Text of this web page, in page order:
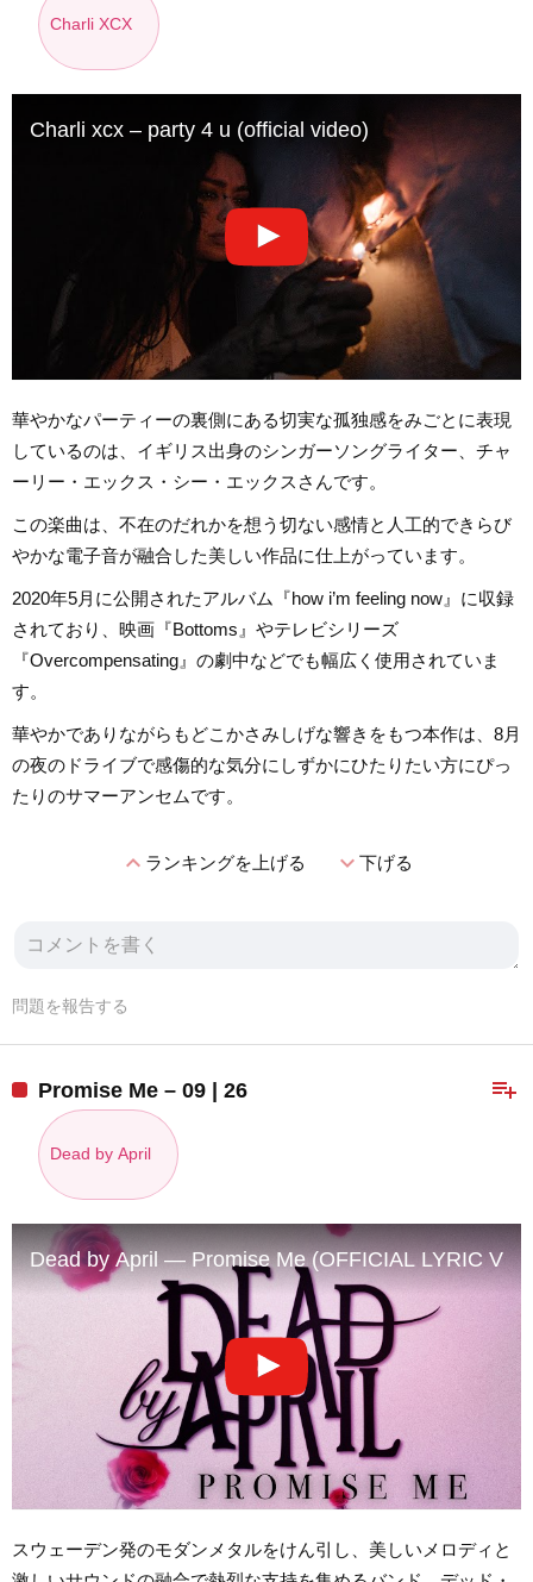
Charli XCX
Charli xcx – party 4 u (official video)
華やかなパーティーの裏側にある切実な孤独感をみごとに表現
しているのは、イギリス出身のシンガーソングライター、チャ
ーリー・エックス・シー・エックスさんです。
この楽曲は、不在のだれかを想う切ない感情と人工的できらび
やかな電子音が融合した美しい作品に仕上がっています。
2020年5月に公開されたアルバム『how i’m feeling now』に収録
されており、映画『Bottoms』やテレビシリーズ
『Overcompensating』の劇中などでも幅広く使用されていま
す。
華やかでありながらもどこかさみしげな響きをもつ本作は、8月
の夜のドライブで感傷的な気分にしずかにひたりたい方にぴっ
たりのサマーアンセムです。
expand_lessランキングを上げる expand_more下げる
問題を報告する
playlist_add
Promise Me – 09 | 26
Dead by April
Dead by April — Promise Me (OFFICIAL LYRIC
スウェーデン発のモダンメタルをけん引し、美しいメロディと